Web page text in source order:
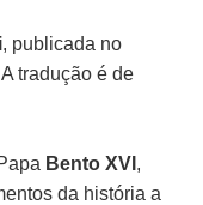
, publicada no
tradução é de
Bento XVI ,
da história a